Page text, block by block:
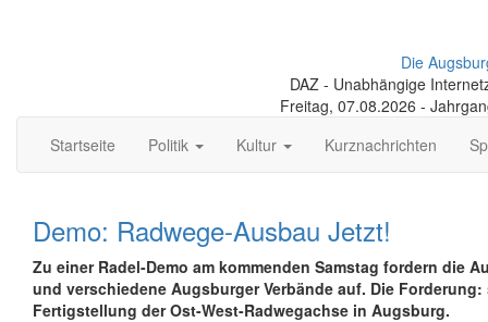
Die
DAZ - Unabhängige
Freitag, 07.08.2026 -
Startseite
Politik Kultur Kurznachrichten
Demo: Radwege-Ausbau Jetzt!
Zu einer Radel-Demo am kommenden Samstag fordern die
und verschiedene Augsburger Verbände auf. Die
Fertigstellung der Ost-West-Radwegachse in Augsburg.